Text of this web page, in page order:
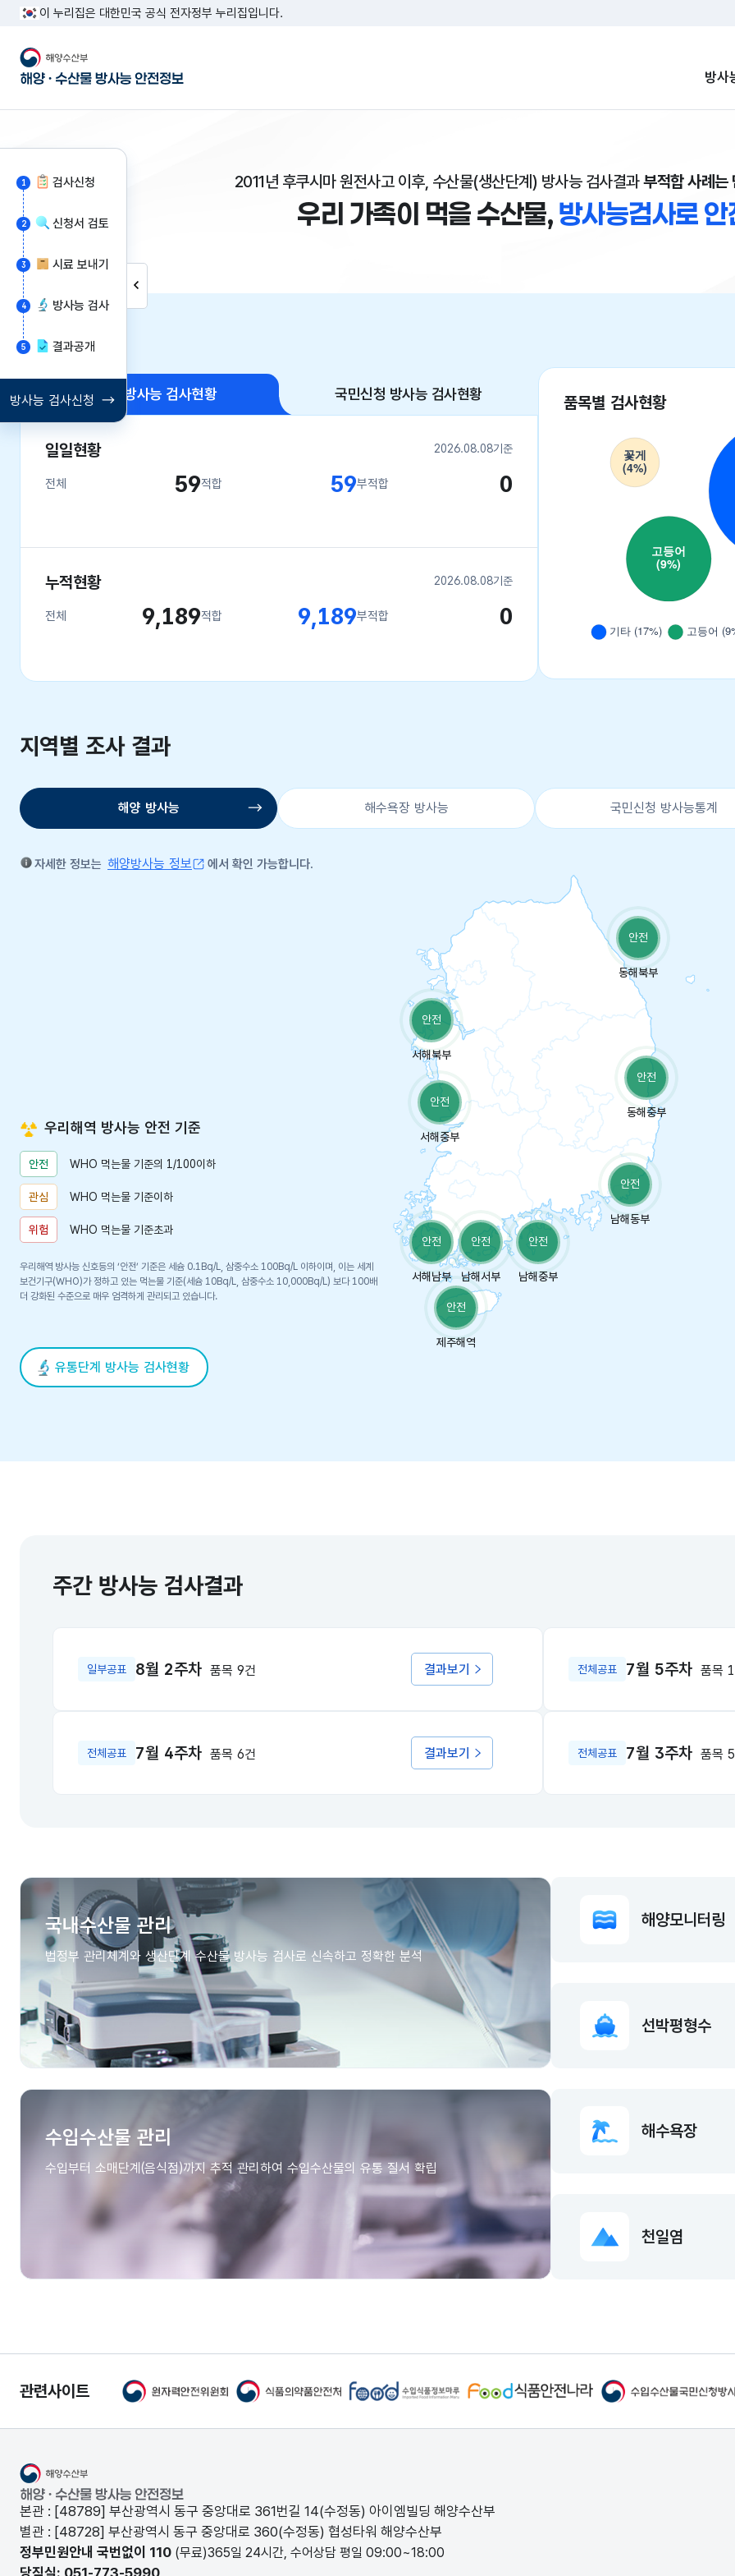
이 누리집은 대한민국 공식 전자정부 누리집입니다.
해양수산부 해양·수산물 방사능 안전정보
방사
1 검사신청
2 신청서 검토
3 시료 보내기
4 방사능 검사
5 결과공개
방사능 검사신청
2011년 후쿠시마 원전사고 이후, 수산물(생산단계) 방사능 검사결과부적합 사례는
우리 가족이 먹을 수산물, 방사능검사로 안
수산물 방사능 검사현황
일일현황 2026.08.08기준
전체 59적합 59부적합 0
누적현황 2026.08.08기준
전체 9,189적합 9,189부적합 0
국민신청 방사능 검사현황 품목별 검사현황
지역별 조사 결과
해양 방사능
자세한 정보는 해양방사능 정보 에서 확인 가능합니다.
안전
동해북부
안전
동해중부
안전
서해북부
안전
서해중부
안전
서해남부
안전
남해중부
안전
남해동부
안전
남해서부
안전
제주해역
우리해역 방사능 안전 기준
안전 WHO 먹는물 기준의 1/100이하
관심 WHO 먹는물 기준이하
위험 WHO 먹는물 기준초과
우리해역 방사능 신호등의 ‘안전’ 기준은 세슘 0.1Bq/L, 삼중수소 100Bq/L 이하이며, 이는 세계
보건기구(WHO)가 정하고 있는 먹는물 기준(세슘 10Bq/L, 삼중수소 10,000Bq/L) 보다 100배
더 강화된 수준으로 매우 엄격하게 관리되고 있습니다.
해수욕장 방사능 국민신청 방사능통계
유통단계 방사능 검사현황
주간 방사능 검사결과
일부공표 8월 2주차 품목 9건 결과보기 전체공표 7월 5주차 품목
전체공표 7월 4주차 품목 6건 결과보기 전체공표 7월 3주차 품목
국내수산물 관리
법정부 관리체계와 생산단계 수산물 방사능 검사로 신속하고 정확한 분석
수입수산물 관리
수입부터 소매단계(음식점)까지 추적 관리하여 수입수산물의 유통 질서 확립
해양모니터링
선박평형수
해수욕장
천일염
관련사이트
해양수산부 해양·수산물 방사능 안전정보
본관 : [48789] 부산광역시 동구 중앙대로 361번길 14(수정동) 아이엠빌딩 해양수산부
별관 : [48728] 부산광역시 동구 중앙대로 360(수정동) 협성타워 해양수산부
정부민원안내 국번없이 110 (무료)365일 24시간, 수어상담 평일 09:00~18:00
당직실: 051-773-5990